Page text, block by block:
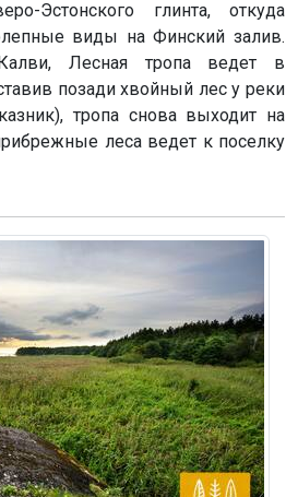
Эстонского глинта, откуда
виды на Финский залив.
Лесная тропа ведет в
позади хвойный лес у реки
тропа снова выходит на
леса ведет к поселку